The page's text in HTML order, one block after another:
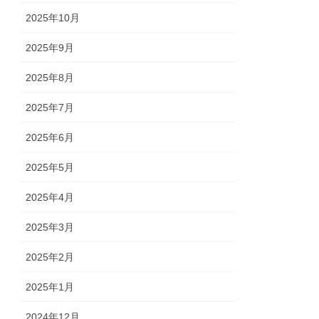
2025年10月
2025年9月
2025年8月
2025年7月
2025年6月
2025年5月
2025年4月
2025年3月
2025年2月
2025年1月